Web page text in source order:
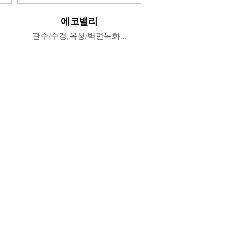
에코밸리
관수/수경,옥상/벽면녹화...